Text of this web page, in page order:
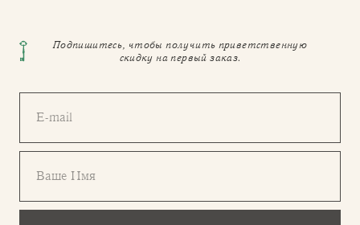
Подпишитесь, чтобы получить приветственную
скидку на первый заказ.
E-mail
Ваше Имя